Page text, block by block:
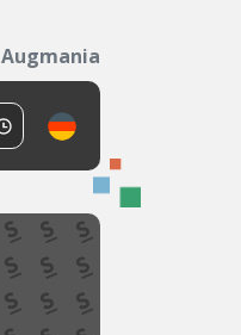
Augmania